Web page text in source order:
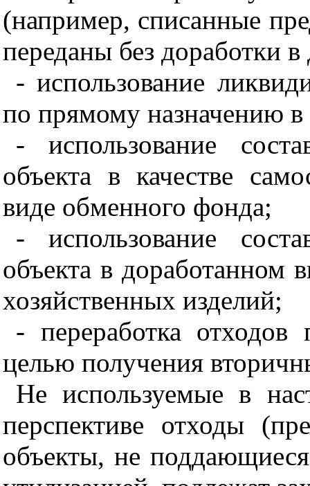
(например, списанные
переданы без доработки
- использование
по прямому назначению в
- использование
объекта в качестве
виде обменного фонда;
- использование
объекта в доработанном
хозяйственных изделий;
- переработка отходов
целью получения
Не используемые в
перспективе отходы
объекты, не